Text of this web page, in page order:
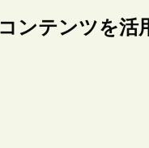
ンテンツを